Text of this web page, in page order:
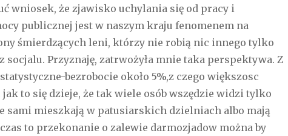
wniosek, że zjawisko uchylania się od pracy i
publicznej jest w naszym kraju fenomenem na
śmierdzących leni, którzy nie robią nic innego tylko
socjalu. Przyznaję, zatrwożyła mnie taka perspektywa. Z
bezrobocie około 5%,z czego większosc
to się dzieje, że tak wiele osób wszędzie widzi tylko
sami mieszkają w patusiarskich dzielniach albo mają
to przekonanie o zalewie darmozjadow można by